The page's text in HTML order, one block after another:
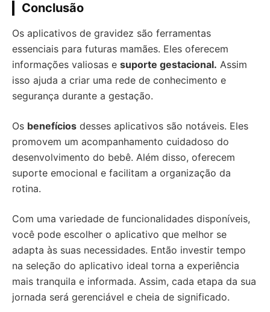
Conclusão
Os aplicativos de gravidez são ferramentas
essenciais para futuras mamães. Eles oferecem
informações valiosas e suporte gestacional. Assim
isso ajuda a criar uma rede de conhecimento e
segurança durante a gestação.
Os benefícios desses aplicativos são notáveis. Eles
promovem um acompanhamento cuidadoso do
desenvolvimento do bebê. Além disso, oferecem
suporte emocional e facilitam a organização da
rotina.
Com uma variedade de funcionalidades disponíveis,
você pode escolher o aplicativo que melhor se
adapta às suas necessidades. Então investir tempo
na seleção do aplicativo ideal torna a experiência
mais tranquila e informada. Assim, cada etapa da sua
jornada será gerenciável e cheia de significado.